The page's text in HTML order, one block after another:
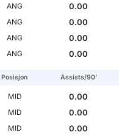
ANG
0.00
ANG
0.00
ANG
0.00
ANG 0.00
Posisjon Assists/90'
MID
0.00
MID
0.00
MID
0.00